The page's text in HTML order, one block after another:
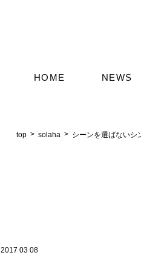
HOME NEWS
top solaha シーンを選ばないシ
2017 03 08